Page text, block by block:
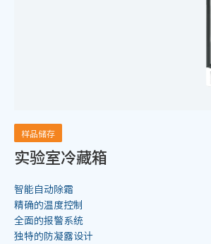
样品储存
实验室冷藏箱
智能自动除霜
精确的温度控制
全面的报警系统
独特的防凝露设计